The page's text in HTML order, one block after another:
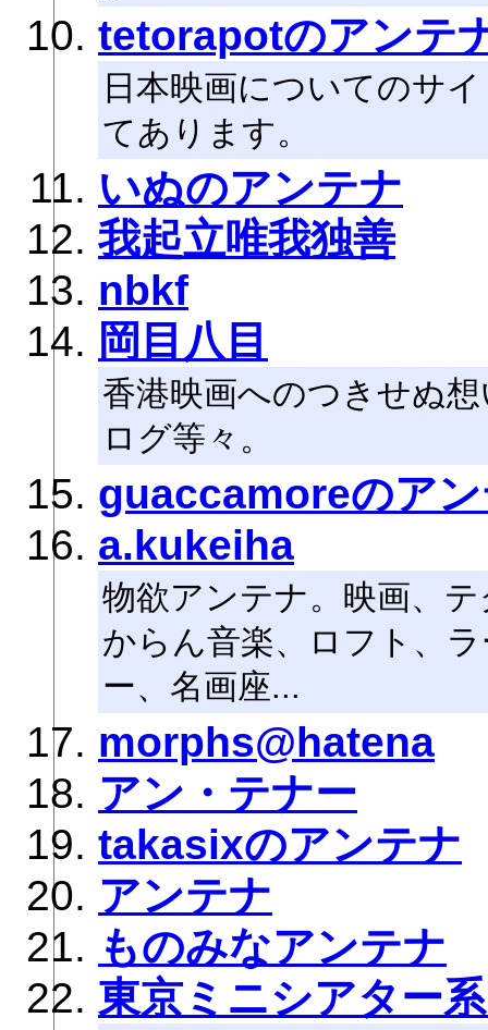
tetorapotのアンテ
日本映画についてのサ
てあります。
いぬのアンテナ
我起立唯我独善
nbkf
岡目八目
香港映画へのつきせぬ
ログ等々。
guaccamoreのア
a.kukeiha
物欲アンテナ。映画、
からん音楽、ロフト、
ー、名画座...
morphs@hatena
アン・テナー
takasixのアンテナ
アンテナ
ものみなアンテナ
東京ミニシアター